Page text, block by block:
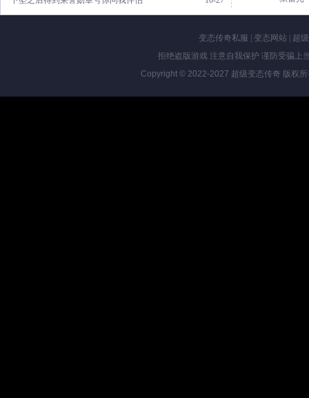
变态传奇私服 变态网站|
超
拒绝盗版游戏 注意自我保护 谨防受骗上
Copyright © 2022-2027 超级变态传奇 版权